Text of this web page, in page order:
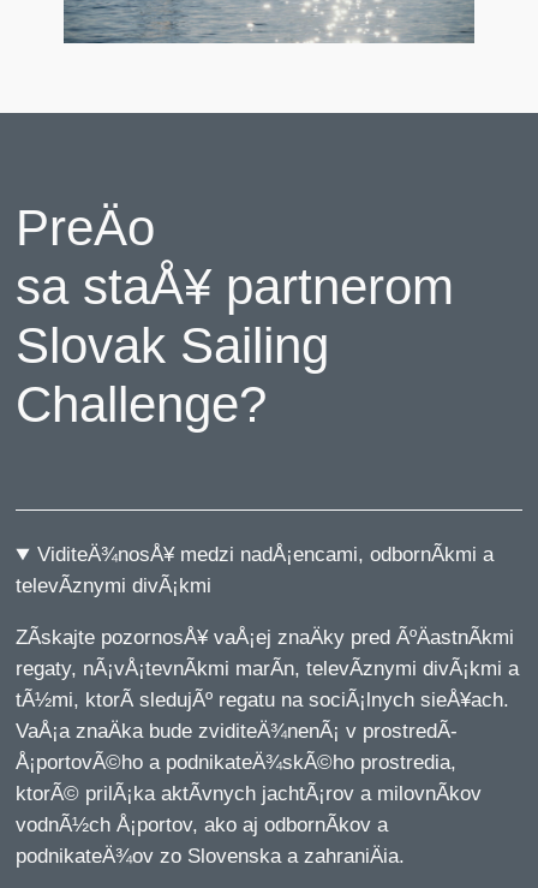
PreÄo
sa staÅ¥ partnerom
Slovak Sailing
Challenge?
ViditeÄ¾nosÅ¥ medzi nadÅ¡encami, odbornÃ­kmi a
televÃ­znymi divÃ¡kmi
ZÃ­skajte pozornosÅ¥ vaÅ¡ej znaÄky pred ÃºÄastnÃ­kmi
regaty, nÃ¡vÅ¡tevnÃ­kmi marÃ­n, televÃ­znymi divÃ¡kmi a
tÃ½mi, ktorÃ­ sledujÃº regatu na sociÃ¡lnych sieÅ¥ach.
VaÅ¡a znaÄka bude zviditeÄ¾nenÃ¡ v prostredÃ­
Å¡portovÃ©ho a podnikateÄ¾skÃ©ho prostredia,
ktorÃ© prilÃ¡ka aktÃ­vnych jachtÃ¡rov a milovnÃ­kov
vodnÃ½ch Å¡portov, ako aj odbornÃ­kov a
podnikateÄ¾ov zo Slovenska a zahraniÄia.